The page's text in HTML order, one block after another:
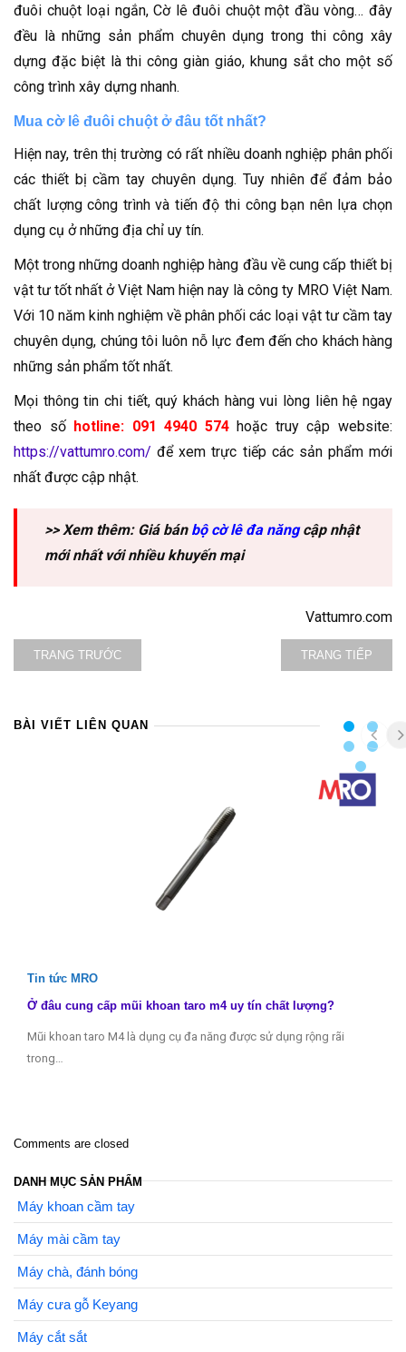
đuôi chuột loại ngắn, Cờ lê đuôi chuột một đầu vòng… đây
đều là những sản phẩm chuyên dụng trong thi công xây
dựng đặc biệt là thi công giàn giáo, khung sắt cho một số
công trình xây dựng nhanh.
Mua cờ lê đuôi chuột ở đâu tốt nhất?
Hiện nay, trên thị trường có rất nhiều doanh nghiệp phân phối
các thiết bị cầm tay chuyên dụng. Tuy nhiên để đảm bảo
chất lượng công trình và tiến độ thi công bạn nên lựa chọn
dụng cụ ở những địa chỉ uy tín.
Một trong những doanh nghiệp hàng đầu về cung cấp thiết bị
vật tư tốt nhất ở Việt Nam hiện nay là công ty MRO Việt Nam.
Với 10 năm kinh nghiệm về phân phối các loại vật tư cầm tay
chuyên dụng, chúng tôi luôn nỗ lực đem đến cho khách hàng
những sản phẩm tốt nhất.
Mọi thông tin chi tiết, quý khách hàng vui lòng liên hệ ngay
theo số hotline: 091 4940 574hoặc truy cập website:
https://vattumro.com/ để xem trực tiếp các sản phẩm mới
nhất được cập nhật.
>> Xem thêm: Giá bán bộ cờ lê đa năngcập nhật
mới nhất với nhiều khuyến mại
Vattumro.com
TRANG TRƯỚC TRANG TIẾP
BÀI VIẾT LIÊN QUAN
Tin tức MRO
Ở đâu cung cấp mũi khoan taro m4 uy tín chất lượng?
Mũi khoan taro M4 là dụng cụ đa năng được sử dụng rộng rãi
trong…
Comments are closed
DANH MỤC SẢN PHẨM
Máy khoan cầm tay
Máy mài cầm tay
Máy chà, đánh bóng
Máy cưa gỗ Keyang
Máy cắt sắt